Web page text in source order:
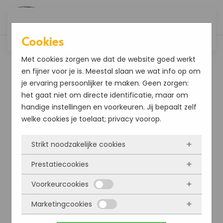
Cookies
Met cookies zorgen we dat de website goed werkt
en fijner voor je is. Meestal slaan we wat info op om
je ervaring persoonlijker te maken. Geen zorgen:
het gaat niet om directe identificatie, maar om
handige instellingen en voorkeuren. Jij bepaalt zelf
welke cookies je toelaat; privacy voorop.
Strikt noodzakelijke cookies
Deze cookies zorgen ervoor dat de website
überhaupt werkt. Ze zijn dus altijd actief en
kunnen niet worden uitgezet. Meestal worden
ze alleen geplaatst als jij iets doet, zoals
inloggen, een formulier invullen of je
Prestatiecookies
Met deze cookies zien we hoe vaak onze site
bezocht wordt, waar bezoekers vandaan
komen en welke pagina’s populair zijn. Zo
Voorkeurcookies
Deze cookies onthouden jouw voorkeuren.
Marketingcookies